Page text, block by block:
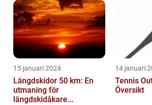
15 januari 2024
Längdskidor 50 km: En
utmaning för
längdskidåkare...
14 januari
Tennis
Översikt